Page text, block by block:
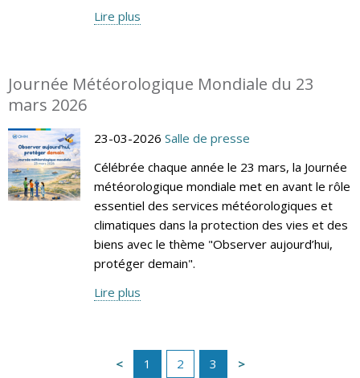
Lire plus
Journée Météorologique Mondiale du 23
mars 2026
23-03-2026 Salle de presse
Célébrée chaque année le 23 mars, la Journée
météorologique mondiale met en avant le rôle
essentiel des services météorologiques et
climatiques dans la protection des vies et des
biens avec le thème "Observer aujourd’hui,
protéger demain".
Lire plus
1 2 3